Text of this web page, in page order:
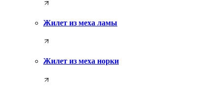
Жилет из меха ламы
Жилет из меха норки